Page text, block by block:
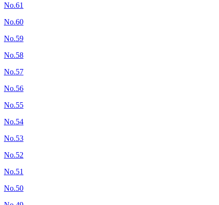
No.61
No.60
No.59
No.58
No.57
No.56
No.55
No.54
No.53
No.52
No.51
No.50